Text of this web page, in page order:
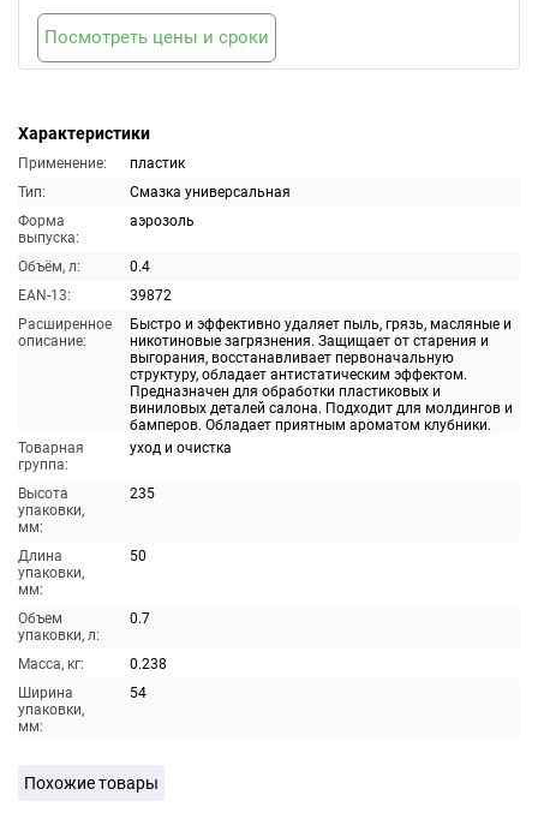
Характеристики
Применение:
пластик
Тип:
Смазка универсальная
Форма
выпуска:
аэрозоль
Объём, л:
0.4
EAN-13:
39872
Расширенное
описание:
Быстро и эффективно удаляет пыль, грязь, масляные и
никотиновые загрязнения. Защищает от старения и
выгорания, восстанавливает первоначальную
структуру, обладает антистатическим эффектом.
Предназначен для обработки пластиковых и
виниловых деталей салона. Подходит для молдингов и
бамперов. Обладает приятным ароматом клубники.
Товарная
группа:
уход и очистка
Высота
упаковки,
мм:
235
Длина
упаковки,
мм:
50
Объем
упаковки, л:
0.7
Масса, кг:
0.238
Ширина
упаковки,
мм:
54
Посмотреть цены и сроки
Похожие товары